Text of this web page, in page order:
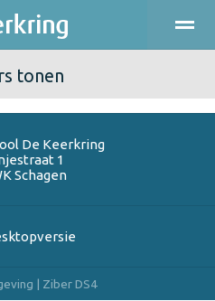
KENNISMAKEN
Agenda
tonen
De Keerkring
1
Schagen
| Ziber DS4